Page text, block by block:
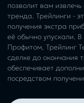
позволит вам
тренда. Трейлинги -
получения экстра
её обычно упускали.
Профитом, Трейлинг
сделке до окончания
обеспечивает
посредством